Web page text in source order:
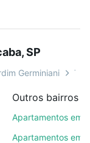
à venda
para conquistar
e você
e
SP
Germiniani
Outros bairros
Apartamentos em
Apartamentos em